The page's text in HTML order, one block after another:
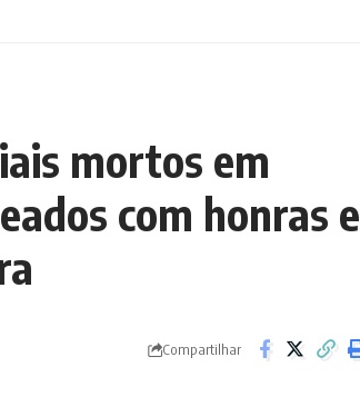
mortos em
com honras e
Compartilhar